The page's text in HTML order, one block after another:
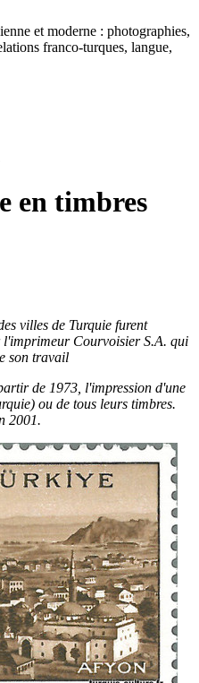
et moderne : photographies,
franco-turques, langue,
en timbres
villes de Turquie furent
l'imprimeur Courvoisier S.A. qui
son travail
de 1973, l'impression d'une
ou de tous leurs timbres.
2001.